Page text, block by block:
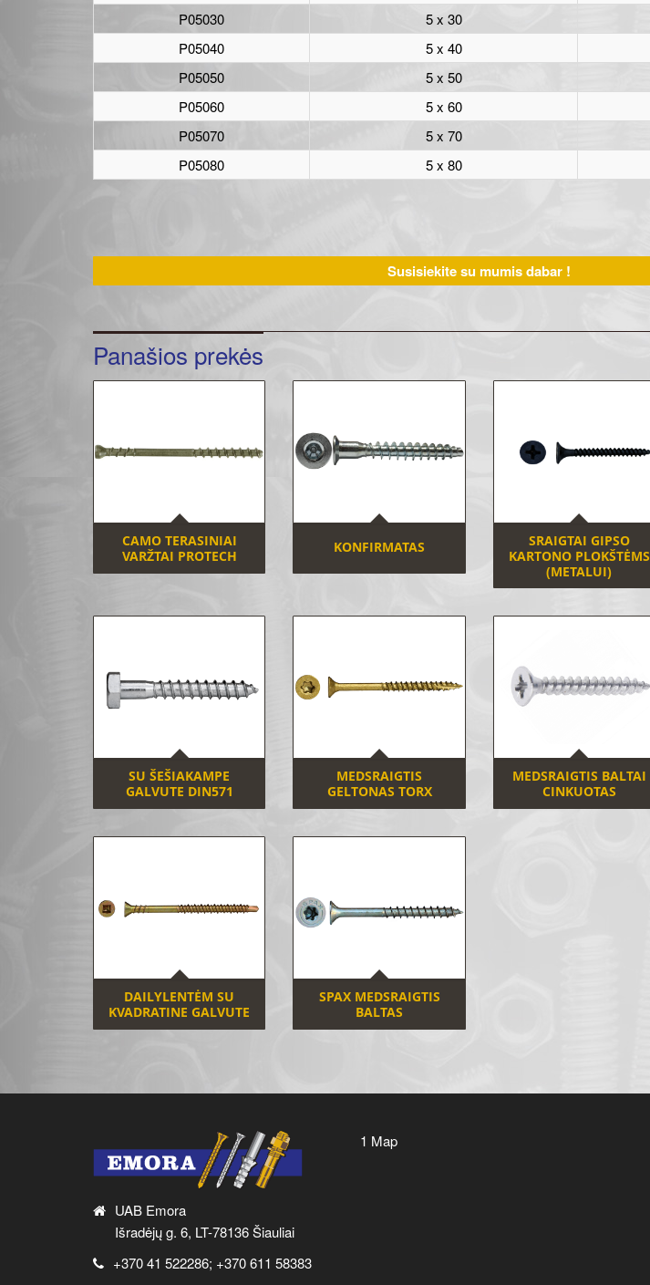
P05030
5 x 30
P05040
5 x 40
P05050
5 x 50
P05060
5 x 60
P05070
5 x 70
P05080
5 x 80
Susisiekite su mumis dabar !
Panašios prekės
CAMO TERASINIAI
VARŽTAI PROTECH
KONFIRMATAS
SRAIGTAI GIPSO
KARTONO PLOKŠTĖMS
(METALUI)
SU ŠEŠIAKAMPE
GALVUTE DIN571
MEDSRAIGTIS
GELTONAS TORX
MEDSRAIGTIS BALTAI
CINKUOTAS
DAILYLENTĖM SU
KVADRATINE GALVUTE
SPAX MEDSRAIGTIS
BALTAS
UAB Emora
Išradėjų g. 6, LT-78136 Šiauliai
+370 41 522286; +370 611 58383
1 Map